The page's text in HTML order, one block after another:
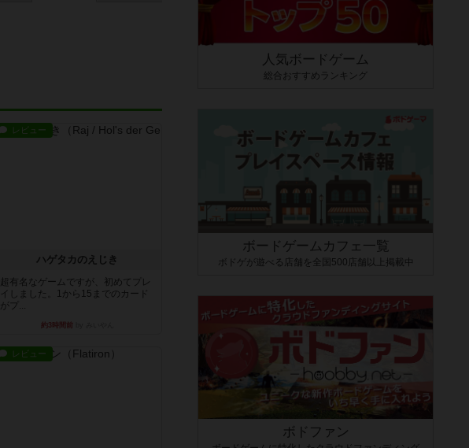
レビュー
ハゲタカのえじき
超有名なゲームですが、初めてプレ
イしました。1から15までのカード
がプ...
約3時間前
レビュー
人気ボードゲーム
総合おすすめランキング
ボードゲームカフェ一覧
ボドゲが遊べる店舗を全国500店舗以上掲載中
ボドファン